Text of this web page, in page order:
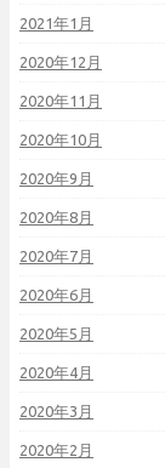
2021年1月
2020年12月
2020年11月
2020年10月
2020年9月
2020年8月
2020年7月
2020年6月
2020年5月
2020年4月
2020年3月
2020年2月